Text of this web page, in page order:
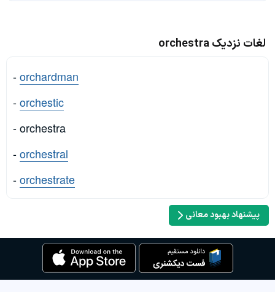
لغات نزدیک orchestra
-orchardman
-orchestic
- orchestra
-orchestral
-orchestrate
پیشنهاد بهبود معانی